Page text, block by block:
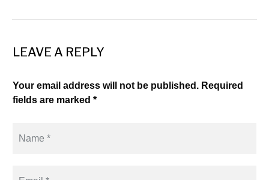
LEAVE A REPLY
Your email address will not be published. Required
fields are marked *